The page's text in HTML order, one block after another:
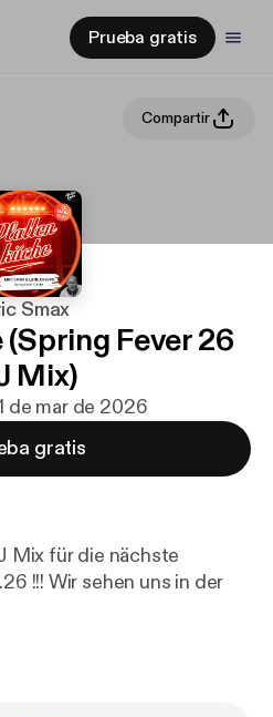
Prueba gratis
Compartir
Smax
Fever 26
Mix)
1 de mar de 2026
gratis
Mix für die nächste
!!! Wir sehen uns in der